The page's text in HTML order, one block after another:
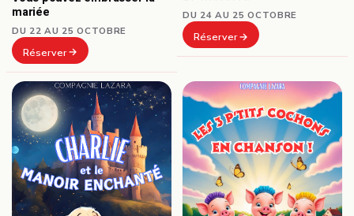
mariée
DU 22 AU 25 OCTOBRE
Réserver
DU 24 AU 25 OCTOBRE
Réserver